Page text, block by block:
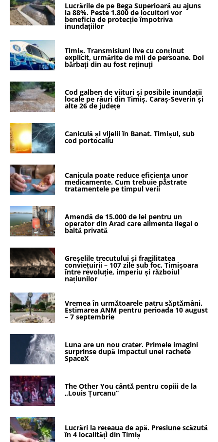
Lucrările de pe Bega Superioară au ajuns
la 88%. Peste 1.800 de locuitori vor
beneficia de protecție împotriva
inundațiilor
Timiș. Transmisiuni live cu conținut
explicit, urmărite de mii de persoane. Doi
bărbați din au fost reținuți
Cod galben de viituri și posibile inundații
locale pe râuri din Timiș, Caraș-Severin și
alte 26 de județe
Caniculă și vijelii în Banat. Timișul, sub
cod portocaliu
Canicula poate reduce eficiența unor
medicamente. Cum trebuie păstrate
tratamentele pe timpul verii
Amendă de 15.000 de lei pentru un
operator din Arad care alimenta ilegal o
baltă privată
Greșelile trecutului și fragilitatea
conviețuirii – 107 zile sub foc. Timișoara
între revoluție, imperiu și războiul
națiunilor
Vremea în următoarele patru săptămâni.
Estimarea ANM pentru perioada 10 august
– 7 septembrie
Luna are un nou crater. Primele imagini
surprinse după impactul unei rachete
SpaceX
The Other You cântă pentru copiii de la
„Louis Țurcanu”
Lucrări la rețeaua de apă. Presiune scăzută
în 4 localități din Timiș